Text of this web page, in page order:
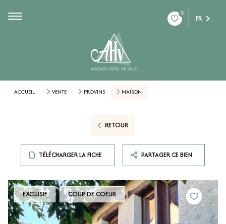
0
FR
ACCUEIL VENTE PROVINS MAISON
RETOUR
TÉLÉCHARGER LA FICHE PARTAGER CE BIEN
EXCLUSIF COUP DE COEUR